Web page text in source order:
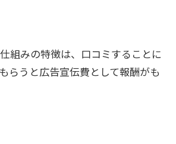
組みの特徴は、口コミすることに
らうと広告宣伝費として報酬がも